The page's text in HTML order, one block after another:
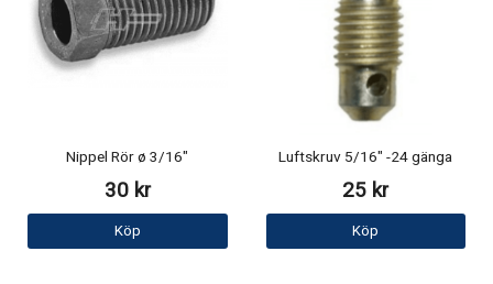
Nippel Rör ø 3/16"
30 kr
Köp
Luftskruv 5/16" -24 gänga
25 kr
Köp